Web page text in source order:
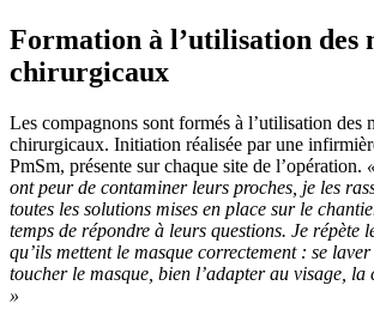
Formation à l’utilisation des
chirurgicaux
Les compagnons sont formés à l’utilisation des
chirurgicaux. Initiation réalisée par une
PmSm, présente sur chaque site de l’opération.
ont peur de contaminer leurs proches, je les
toutes les solutions mises en place sur le
temps de répondre à leurs questions. Je répète
qu’ils mettent le masque correctement : se
toucher le masque, bien l’adapter au visage, la
»